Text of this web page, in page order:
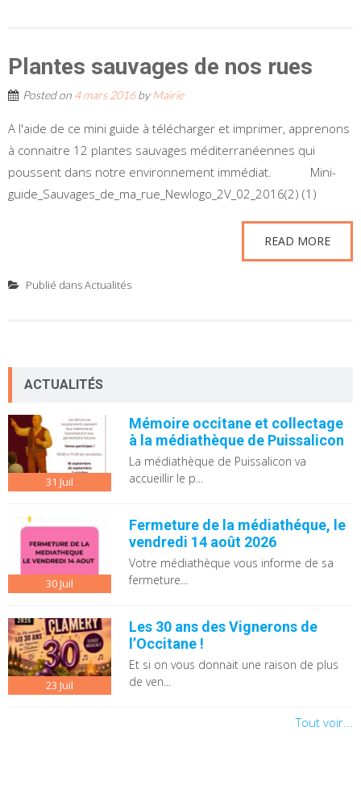
Plantes sauvages de nos rues
Posted on 4 mars 2016byMairie
A l'aide de ce mini guide à télécharger et imprimer, apprenons
à connaitre 12 plantes sauvages méditerranéennes qui
poussent dans notre environnement immédiat. Mini-
guide_Sauvages_de_ma_rue_Newlogo_2V_02_2016(2) (1)
READ MORE
Publié dansActualités
ACTUALITÉS
31 Juil
Mémoire occitane et collectage
à la médiathèque de Puissalicon
La médiathèque de Puissalicon va
accueillir le p...
30Juil
Fermeture de la médiathéque, le
vendredi 14 août 2026
Votre médiathèque vous informe de sa
fermeture...
23 Juil
Les 30 ans des Vignerons de
l’Occitane !
Et si on vous donnait une raison de plus
de ven...
Tout voir...